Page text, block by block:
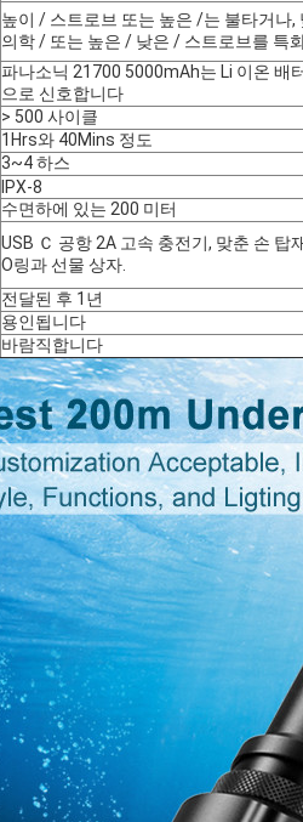
높이 / 스트로브 또는 높은 /는 불타거나,
의학 / 또는 높은 / 낮은 / 스트로브를 특
파나소닉 21700 5000mAh는 Li 이온 배
으로 신호합니다
> 500 사이클
1Hrs와 40Mins 정도
3~4 하스
IPX-8
수면하에 있는 200 미터
USB Ｃ 공항 2A 고속 충전기, 맞춘 손 탑
O링과 선물 상자.
전달된 후 1년
용인됩니다
바람직합니다